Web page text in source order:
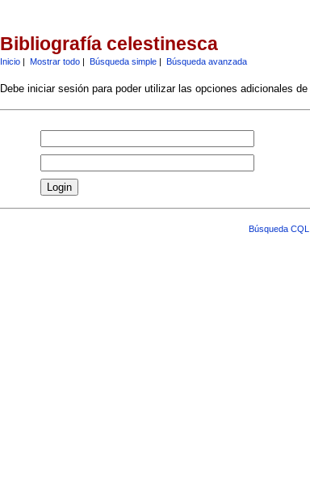
Bibliografía celestinesca
Inicio| Mostrar todo| Búsqueda simple| Búsqueda avanzada
Debe iniciar sesión para poder utilizar las opciones adicionales
Búsqueda CQL